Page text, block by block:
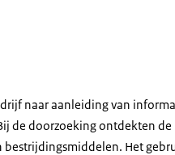
liter illegale
naar aanleiding van
de doorzoeking ontdekten
Het